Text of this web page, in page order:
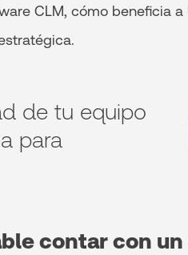
CLM, cómo beneficia
de tu equipo
para
contar con